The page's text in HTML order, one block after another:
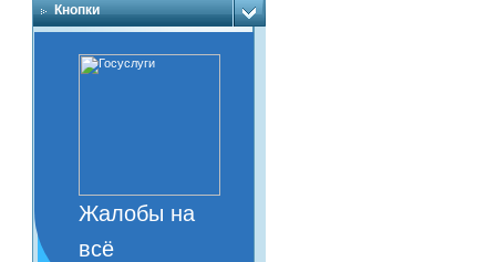
Кнопки
Жалобы на
всё